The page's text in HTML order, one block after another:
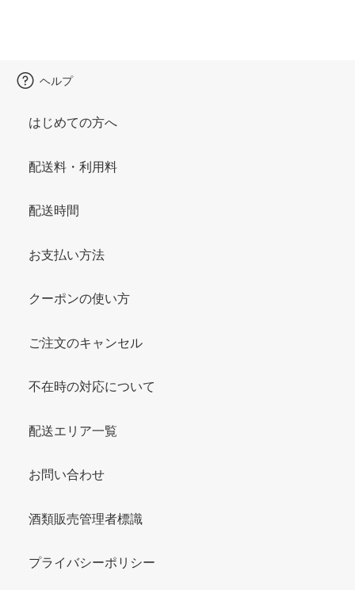
ヘルプ
はじめての方へ
配送料・利用料
配送時間
お支払い方法
クーポンの使い方
ご注文のキャンセル
不在時の対応について
配送エリア一覧
お問い合わせ
酒類販売管理者標識
プライバシーポリシー